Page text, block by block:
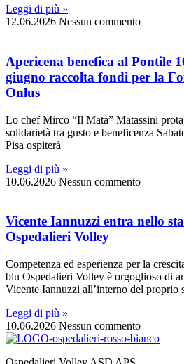
Leggi di più »
12.06.2026 Nessun commento
Apericena benefica al Pontile
giugno raccolta fondi per la
Onlus
Lo chef Mirco “Il Mata” Matassini
solidarietà tra gusto e beneficenza
Pisa ospiterà
Leggi di più »
10.06.2026 Nessun commento
Vicente Iannuzzi entra nello
Ospedalieri Volley
Competenza ed esperienza per la
blu Ospedalieri Volley è orgoglioso di
Vicente Iannuzzi all’interno del proprio
Leggi di più »
10.06.2026 Nessun commento